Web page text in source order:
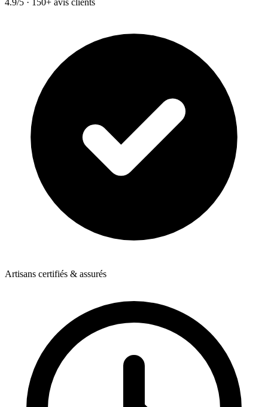
4.9/5 · 150+ avis clients
Artisans certifiés & assurés